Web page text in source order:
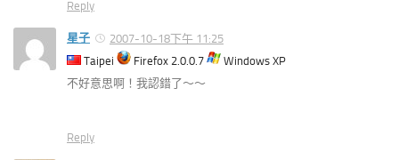
Reply
星子
2007-10-18下午 11:25
Taipei
Firefox 2.0.0.7
Windows XP
不好意思啊！我認錯了～～
Reply